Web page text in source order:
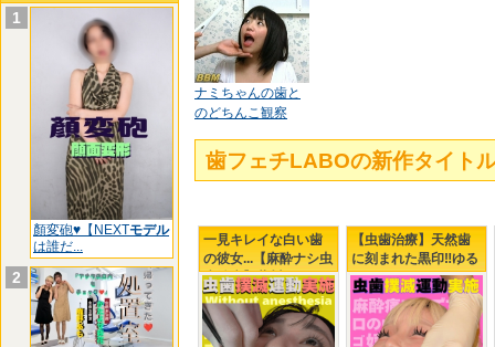
1
顏変砲♥【NEXTモデル
は誰だ...
2
ナミちゃんの歯と
のどちんこ観察
歯フェチLABOの新作タイ
一見キレイな白い歯
の彼女...【麻酔ナシ虫
歯治療】藤川乃風ち
ゃん...引退前の覚悟?!
【虫歯治療】天然歯
に刻まれた黒印‼ゆる
ふわましゅまろボデ
ィGAL鹿野あもちゃ
んの初虫歯治療